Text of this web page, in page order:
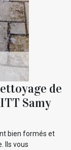
de
Samy
bien formés et
Ils vous